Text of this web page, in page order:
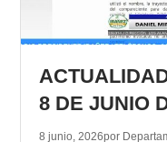
8 DE JUNIO
8 junio, 2026por